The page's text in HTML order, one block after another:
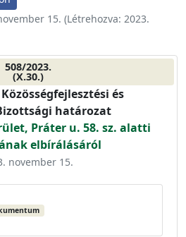
15. (Létrehozva: 2023.
508/2023.
(X.30.)
és
határozat
Práter u. 58. sz. alatti
elbírálásáról
november 15.